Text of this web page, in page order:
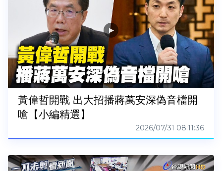
黃偉哲開戰 出大招播蔣萬安深偽音檔開
嗆【小編精選】
2026/07/31 08:11:36